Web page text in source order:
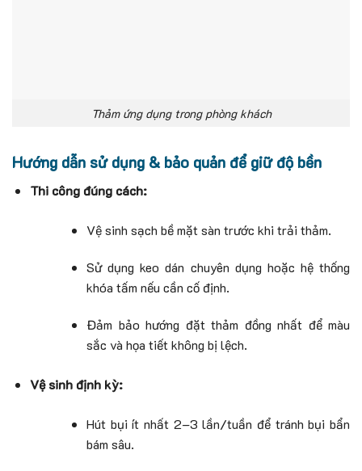
Thảm ứng dụng trong phòng khách
Hướng dẫn sử dụng & bảo quản để giữ độ bền
Thi công đúng cách:
Vệ sinh sạch bề mặt sàn trước khi trải thảm.
Sử dụng keo dán chuyên dụng hoặc hệ thống
khóa tấm nếu cần cố định.
Đảm bảo hướng đặt thảm đồng nhất để màu
sắc và họa tiết không bị lệch.
Vệ sinh định kỳ:
Hút bụi ít nhất 2–3 lần/tuần để tránh bụi bẩn
bám sâu.